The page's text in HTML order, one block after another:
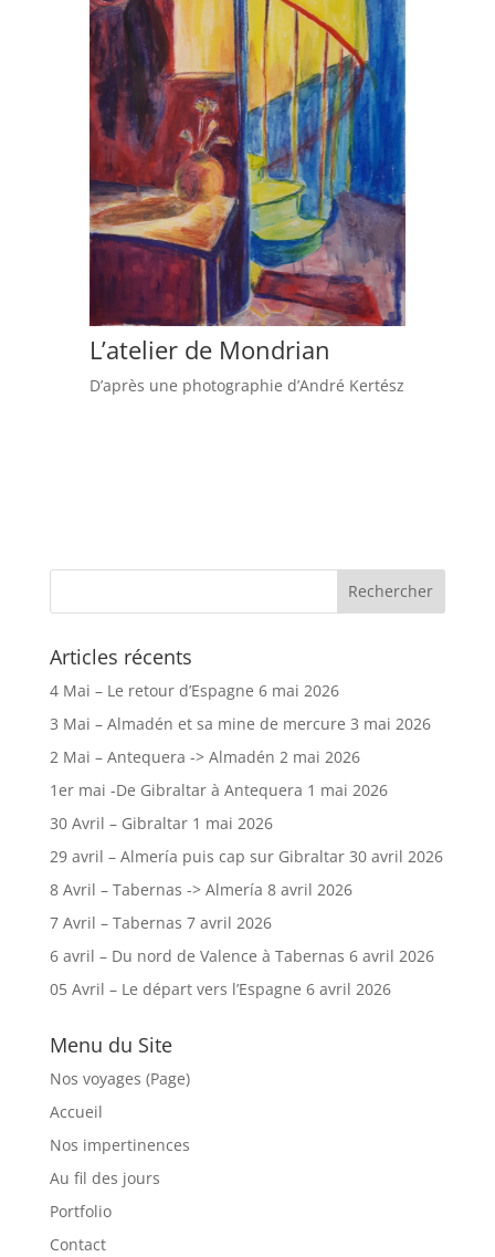
L’atelier de Mondrian
D’après une photographie d’André Kertész
Articles récents
4 Mai – Le retour d’Espagne 6 mai 2026
3 Mai – Almadén et sa mine de mercure 3 mai 2026
2 Mai – Antequera -> Almadén 2 mai 2026
1er mai -De Gibraltar à Antequera 1 mai 2026
30 Avril – Gibraltar 1 mai 2026
29 avril – Almería puis cap sur Gibraltar 30 avril 2026
8 Avril – Tabernas -> Almería 8 avril 2026
7 Avril – Tabernas 7 avril 2026
6 avril – Du nord de Valence à Tabernas 6 avril 2026
05 Avril – Le départ vers l’Espagne 6 avril 2026
Menu du Site
Nos voyages (Page)
Accueil
Nos impertinences
Au fil des jours
Portfolio
Contact